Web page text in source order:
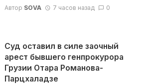
Автор SOVA 7 часов назад 0
Суд оставил в силе заочный
арест бывшего генпрокурора
Грузии Отара Романова-
Парцхаладзе